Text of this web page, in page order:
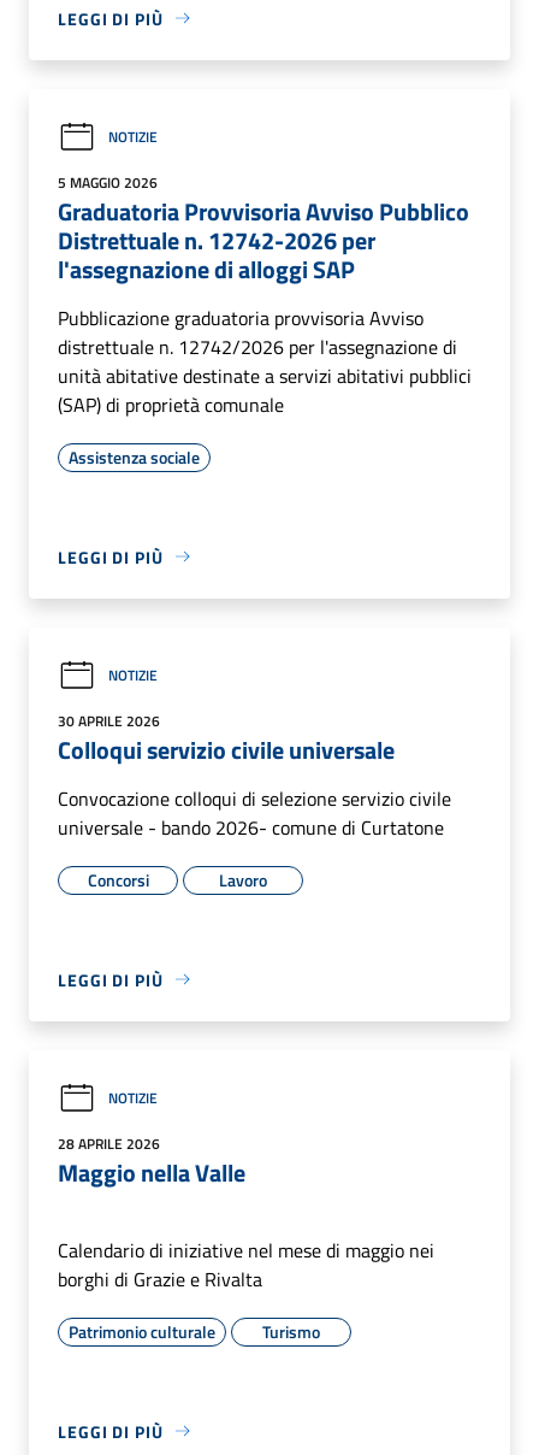
LEGGI DI PIÙ
NOTIZIE
5 MAGGIO 2026
Graduatoria Provvisoria Avviso Pubblico
Distrettuale n. 12742-2026 per
l'assegnazione di alloggi SAP
Pubblicazione graduatoria provvisoria Avviso
distrettuale n. 12742/2026 per l'assegnazione di
unità abitative destinate a servizi abitativi pubblici
(SAP) di proprietà comunale
Assistenza sociale
LEGGI DI PIÙ
NOTIZIE
30 APRILE 2026
Colloqui servizio civile universale
Convocazione colloqui di selezione servizio civile
universale - bando 2026- comune di Curtatone
Concorsi Lavoro
LEGGI DI PIÙ
NOTIZIE
28 APRILE 2026
Maggio nella Valle
Calendario di iniziative nel mese di maggio nei
borghi di Grazie e Rivalta
Patrimonio culturale Turismo
LEGGI DI PIÙ